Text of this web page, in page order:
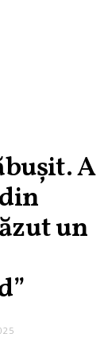
A
un